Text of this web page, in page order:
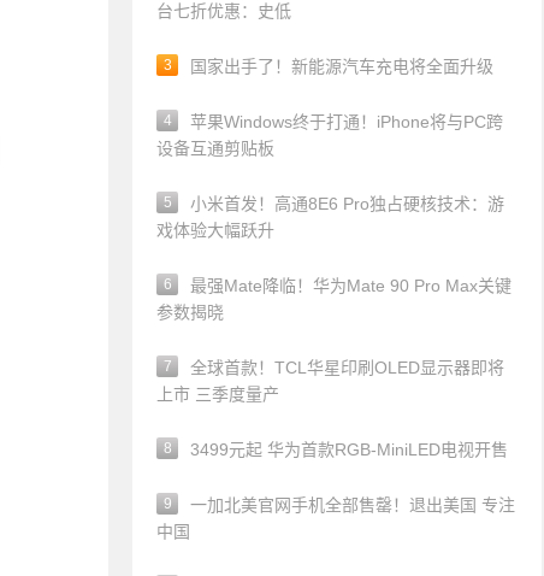
台七折优惠：史低
3 国家出手了！新能源汽车充电将全面升级
4
苹果Windows终于打通！iPhone将与PC跨
设备互通剪贴板
5
小米首发！高通8E6 Pro独占硬核技术：游
戏体验大幅跃升
6
最强Mate降临！华为Mate 90 Pro Max关键
参数揭晓
7
全球首款！TCL华星印刷OLED显示器即将
上市 三季度量产
8 3499元起 华为首款RGB-MiniLED电视开售
9
一加北美官网手机全部售罄！退出美国 专注
中国